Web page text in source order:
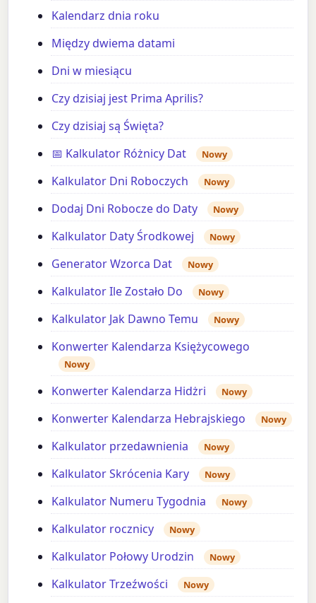
Kalendarz dnia roku
Między dwiema datami
Dni w miesiącu
Czy dzisiaj jest Prima Aprilis?
Czy dzisiaj są Święta?
📅 Kalkulator Różnicy Dat
Nowy
Kalkulator Dni Roboczych Nowy
Dodaj Dni Robocze do Daty Nowy
Kalkulator Daty Środkowej Nowy
Generator Wzorca Dat Nowy
Kalkulator Ile Zostało Do Nowy
Kalkulator Jak Dawno Temu Nowy
Konwerter Kalendarza Księżycowego
Nowy
Konwerter Kalendarza Hidżri Nowy
Konwerter Kalendarza Hebrajskiego Nowy
Kalkulator przedawnienia Nowy
Kalkulator Skrócenia Kary Nowy
Kalkulator Numeru Tygodnia Nowy
Kalkulator rocznicy Nowy
Kalkulator Połowy Urodzin Nowy
Kalkulator Trzeźwości Nowy